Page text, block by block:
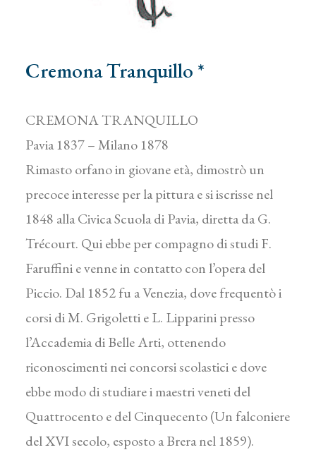
Cremona Tranquillo *
CREMONA TRANQUILLO
Pavia 1837 – Milano 1878
Rimasto orfano in giovane età, dimostrò un
precoce interesse per la pittura e si iscrisse nel
1848 alla Civica Scuola di Pavia, diretta da G.
Trécourt. Qui ebbe per compagno di studi F.
Faruffini e venne in contatto con l’opera del
Piccio. Dal 1852 fu a Venezia, dove frequentò i
corsi di M. Grigoletti e L. Lipparini presso
l’Accademia di Belle Arti, ottenendo
riconoscimenti nei concorsi scolastici e dove
ebbe modo di studiare i maestri veneti del
Quattrocento e del Cinquecento (Un falconiere
del XVI secolo, esposto a Brera nel 1859).